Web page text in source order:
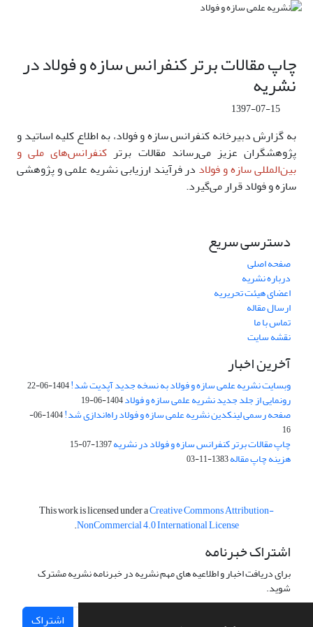
چاپ مقالات برتر کنفرانس سازه و فولاد در
نشریه
1397-07-15
به گزارش دبیرخانه کنفرانس سازه و فولاد، به اطلاع کلیه اساتید و
پژوهشگران عزیز می‌رساند مقالات برتر کنفرانس‌های ملی و
بین‌المللی سازه و فولاد در فرآیند ارزیابی نشریه علمی و پژوهشی
سازه و فولاد قرار می‌گیرد.
دسترسی سریع
صفحه اصلی
درباره نشریه
اعضای هیئت تحریریه
ارسال مقاله
تماس با ما
نقشه سایت
آخرین اخبار
وبسایت نشریه علمی سازه و فولاد به نسخه جدید آپدیت شد!1404-06-22
رونمایی از جلد جدید نشریه علمی سازه و فولاد1404-06-19
صفحه رسمی لینکدین نشریه علمی سازه و فولاد راه‌اندازی شد!
1404-06-
16
چاپ مقالات برتر کنفرانس سازه و فولاد در نشریه1397-07-15
هزینه چاپ مقاله1383-11-03
This work is licensed under aCreative Commons Attribution-
NonCommercial 4.0 International License
.
اشتراک خبرنامه
برای دریافت اخبار و اطلاعیه های مهم نشریه در خبرنامه نشریه مشترک
شوید.
اشتراک